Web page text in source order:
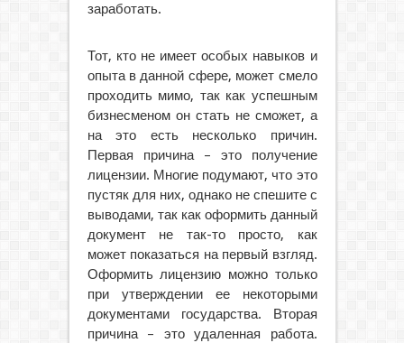
заработать.
Тот, кто не имеет особых навыков и
опыта в данной сфере, может смело
проходить мимо, так как успешным
бизнесменом он стать не сможет, а
на это есть несколько причин.
Первая причина – это получение
лицензии. Многие подумают, что это
пустяк для них, однако не спешите с
выводами, так как оформить данный
документ не так-то просто, как
может показаться на первый взгляд.
Оформить лицензию можно только
при утверждении ее некоторыми
документами государства. Вторая
причина – это удаленная работа.